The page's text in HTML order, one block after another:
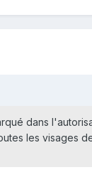
dans
les visages